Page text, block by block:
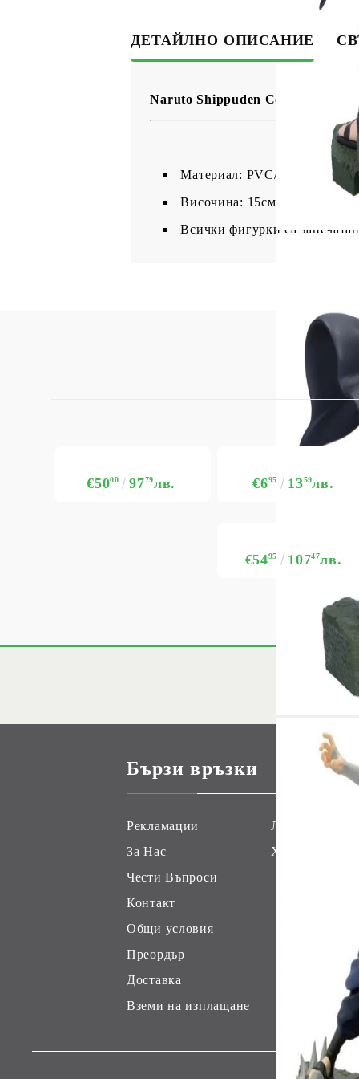
ДЕТАЙЛНО ОПИСАНИЕ
Naruto Shippuden Combination
Материал: PVC/ABS;
Височина: 15см;
Всички фигурки са
€5000 9779лв. €695 1359лв.
€5495 10747лв.
Бързи връзки
Рекламации
За Нас
Чести Въпроси
Контакт
Общи условия
Преордър
Доставка
Вземи на изплащане
Лоялни
Хоби Геймс